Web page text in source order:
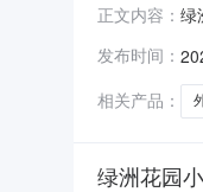
正文内容： 绿
（
发布时间：
相关产品：
绿洲花园